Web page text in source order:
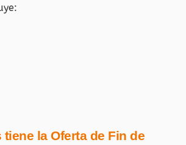
la Oferta de Fin de